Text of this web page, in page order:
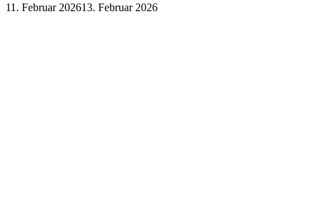
11. Februar 202613. Februar 2026